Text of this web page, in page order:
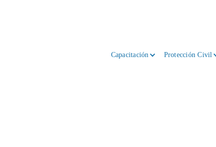
Capacitación Protección Civil